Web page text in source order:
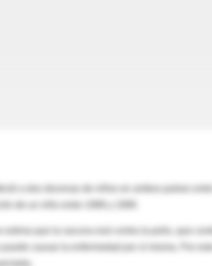
a dos docenas de niños en ambos países
estima que la vacuna oral contra la polio, que
puede causar la enfermedad por sí misma. Por